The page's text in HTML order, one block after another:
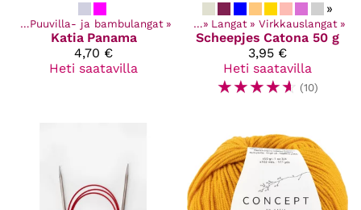
‪» Puuvilla- ja bambulangat ‪»
Katia Panama
4,70 €
Heti saatavilla
»
Kaikki tuotteet ‪» Langat ‪» Virkkauslangat ‪»
Scheepjes Catona 50 g
3,95 €
Heti saatavilla
☆☆☆☆☆ (10)